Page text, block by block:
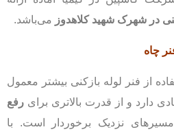
در شهرک شهید کلاهدوز می‌باشد.
چاه
از فنر لوله بازکنی بیشتر معمول
دارد و از قدرت بالاتری برای رفع
نزدیک برخوردار است. با